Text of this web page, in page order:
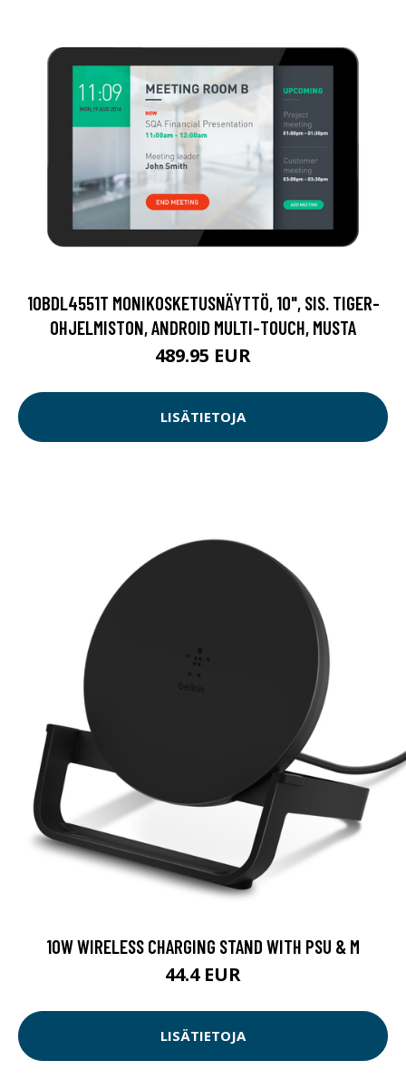
10BDL4551T MONIKOSKETUSNÄYTTÖ, 10", SIS. TIGER-
OHJELMISTON, ANDROID MULTI-TOUCH, MUSTA
489.95 EUR
LISÄTIETOJA
10W WIRELESS CHARGING STAND WITH PSU & M
44.4 EUR
LISÄTIETOJA